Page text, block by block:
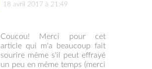
18 avril 2017 à 21:49
Coucou! Merci pour cet
article qui m'a beaucoup fait
sourire même s'il peut effrayé
un peu en même temps (merci